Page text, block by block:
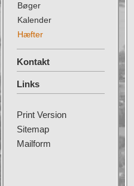
Bøger
Kalender
Hæfter
Kontakt
Links
Print Version
Sitemap
Mailform